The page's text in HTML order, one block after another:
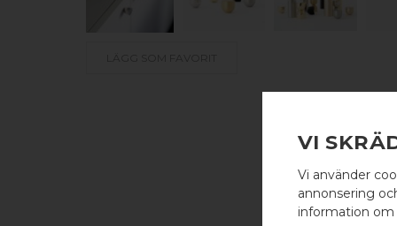
VI
Vi använder
annonsering
information om